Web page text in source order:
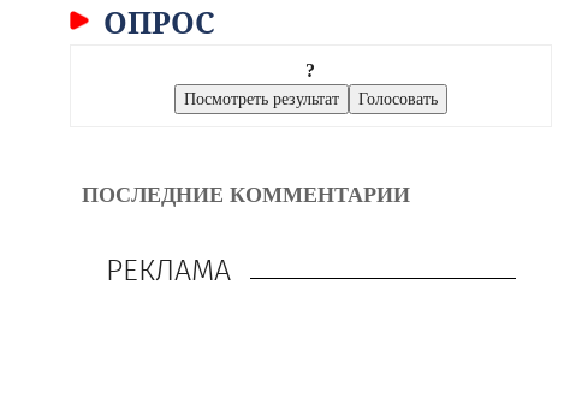
ОПРОС
?
ПОСЛЕДНИЕ КОММЕНТАРИИ
РЕКЛАМА